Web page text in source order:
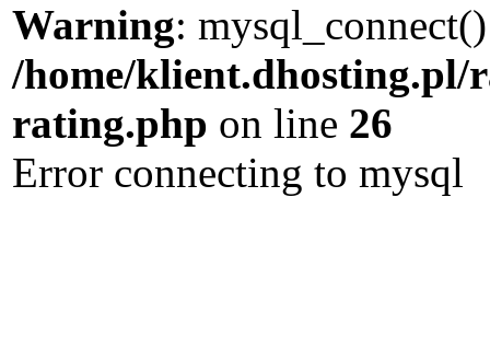
Warning:
/home/
rating.php on line 26
Error connecting to mysql